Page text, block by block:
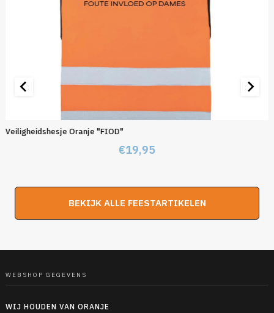
Veiligheidshesje Oranje "FIOD"
€19,95
BEKIJK ALLE FEESTARTIKELEN
WEBSHOP GEGEVENS
WIJ HOUDEN VAN ORANJE